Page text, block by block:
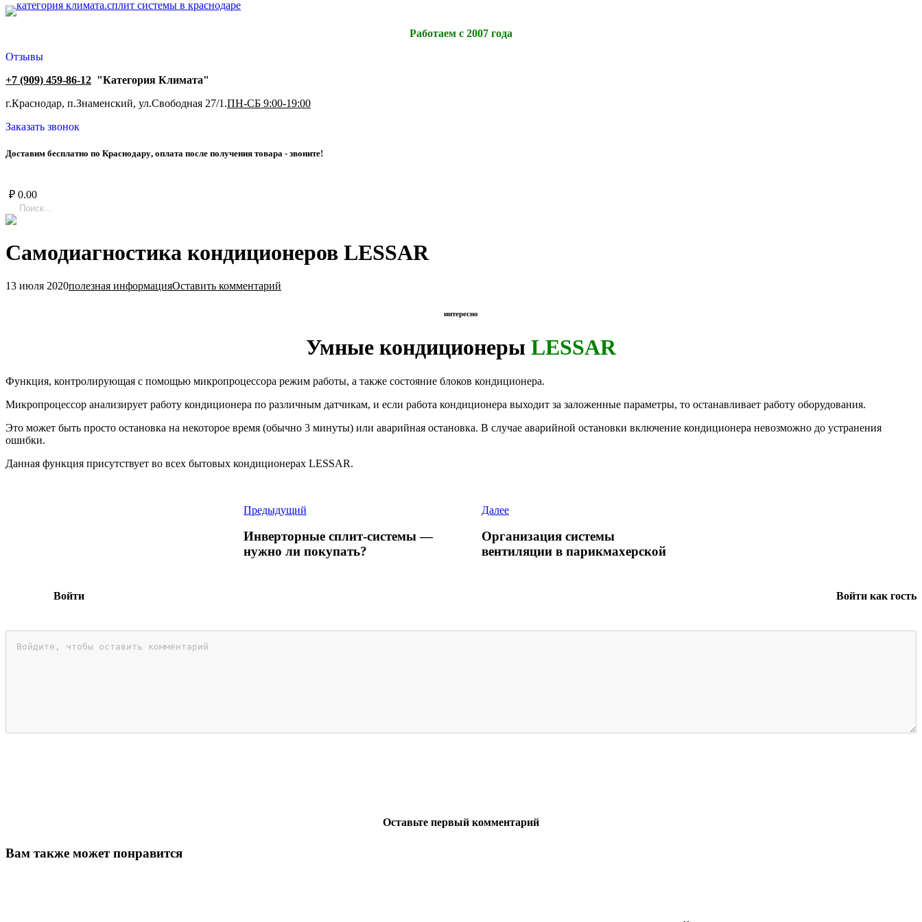
Работаем с 2007 года
Отзывы
+7 (909) 459-86-12 "Категория Климата"
г.Краснодар, п.Знаменский, ул.Свободная 27/1.ПН-СБ 9:00-19:00
Заказать звонок
Доставим бесплатно по Краснодару, оплата после получения товара - звоните!
₽ 0.00
Самодиагностика кондиционеров LESSAR
13 июля 2020полезная информацияОставить комментарий
интересно
Умные кондиционеры LESSAR
Функция, контролирующая с помощью микропроцессора режим работы, а также состояние блоков кондиционера.
Микропроцессор анализирует работу кондиционера по различным датчикам, и если работа кондиционера выходит за заложенные параметры, то останавливает работу оборудования.
Это может быть просто остановка на некоторое время (обычно 3 минуты) или аварийная остановка. В случае аварийной остановки включение кондиционера невозможно до устранения
ошибки.
Данная функция присутствует во всех бытовых кондиционерах LESSAR.
Предыдущий
Инверторные сплит-системы —
нужно ли покупать?
Далее
Организация системы
вентиляции в парикмахерской
Войти Войти как гость
Оставьте первый комментарий
Вам также может понравится